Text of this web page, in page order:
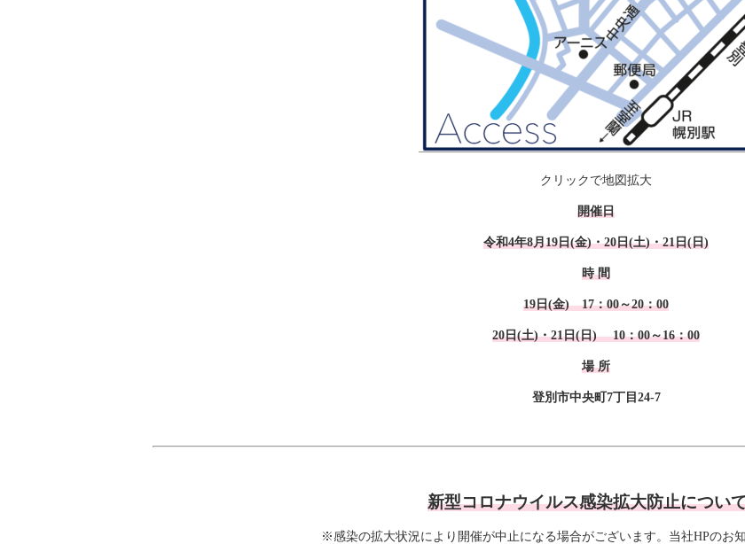
クリックで地図拡大
開催日
令和4年8月19日(金)・20日(土)・21日(日)
時 間
19日(金) 17：00～20：00
20日(土)・21日(日) 10：00～16：00
場 所
登別市中央町7丁目24-7
新型コロナウイルス感染拡大防止につい
※感染の拡大状況により開催が中止になる場合がございます。当社HPのお